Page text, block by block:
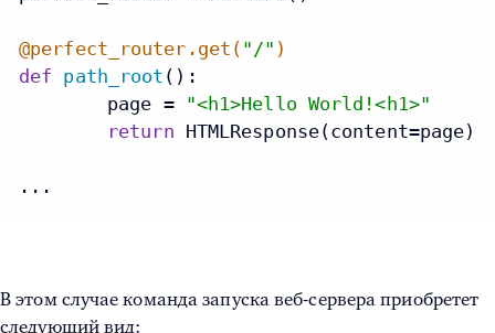
@perfect_router.get( "/" )
def path_root ():
	page =
"<h1>Hello World!<h1>"
return HTMLResponse(content=page)
В этом случае команда запуска веб-сервера приобретет
следующий вид: